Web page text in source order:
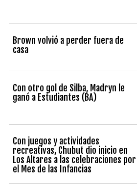
Brown volvió a perder fuera de
casa
Con otro gol de Silba, Madryn le
ganó a Estudiantes (BA)
Con juegos y actividades
recreativas, Chubut dio inicio en
Los Altares a las celebraciones por
el Mes de las Infancias